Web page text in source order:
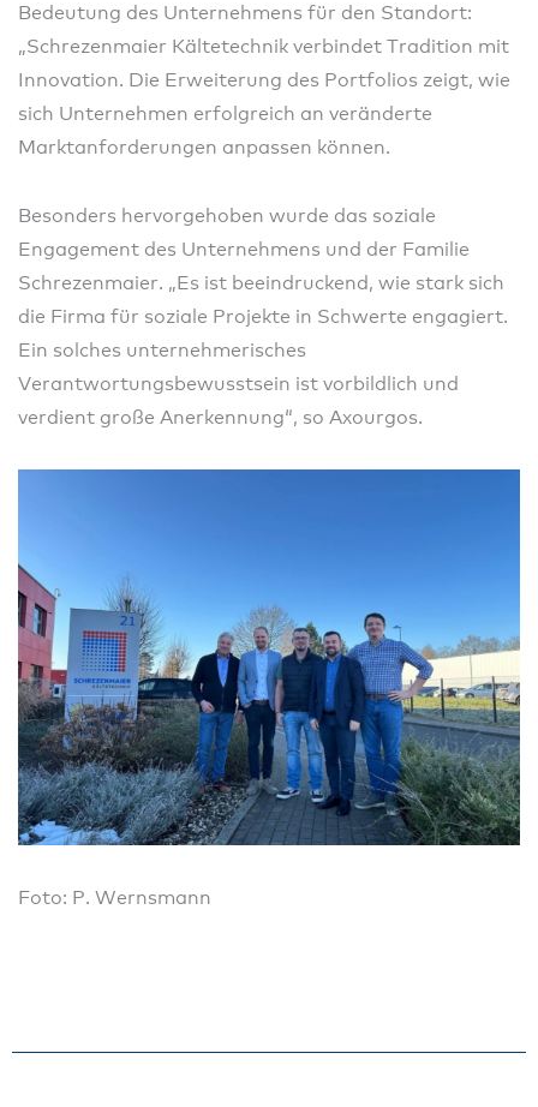
Bedeutung des Unternehmens für den Standort:
„Schrezenmaier Kältetechnik verbindet Tradition mit
Innovation. Die Erweiterung des Portfolios zeigt, wie
sich Unternehmen erfolgreich an veränderte
Marktanforderungen anpassen können.
Besonders hervorgehoben wurde das soziale
Engagement des Unternehmens und der Familie
Schrezenmaier. „Es ist beeindruckend, wie stark sich
die Firma für soziale Projekte in Schwerte engagiert.
Ein solches unternehmerisches
Verantwortungsbewusstsein ist vorbildlich und
verdient große Anerkennung“, so Axourgos.
Foto: P. Wernsmann